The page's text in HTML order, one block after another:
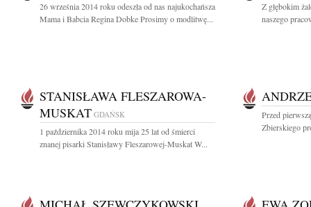
26 września 2014 roku odeszła od nas najukochańsza
Mama i Babcia Regina Dobke Prosimy o modlitwę...
Z głębokim
naszego
STANISŁAWA FLESZAROWA-
MUSKAT GDAŃSK
1 października 2014 roku mija 25 lat od śmierci
znanej pisarki Stanisławy Fleszarowej-Muskat W...
Przed
Zbierskiego